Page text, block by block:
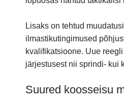
Lisaks on tehtud
ilmastikutingimused
kvalifikatsioone. Uue
järjestusest nii sprindi- kui
Suured koosseisu